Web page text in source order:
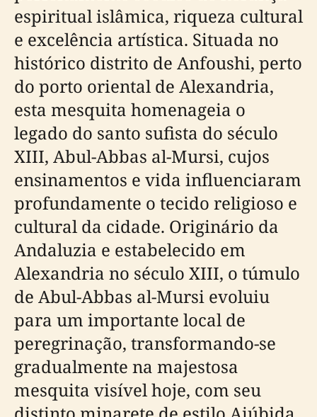
espiritual islâmica, riqueza cultural
e excelência artística. Situada no
histórico distrito de Anfoushi, perto
do porto oriental de Alexandria,
esta mesquita homenageia o
legado do santo sufista do século
XIII, Abul-Abbas al-Mursi, cujos
ensinamentos e vida influenciaram
profundamente o tecido religioso e
cultural da cidade. Originário da
Andaluzia e estabelecido em
Alexandria no século XIII, o túmulo
de Abul-Abbas al-Mursi evoluiu
para um importante local de
peregrinação, transformando-se
gradualmente na majestosa
mesquita visível hoje, com seu